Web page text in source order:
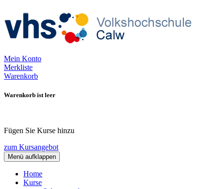
Mein Konto
Merkliste
Warenkorb
Warenkorb ist leer
Fügen Sie Kurse hinzu
zum Kursangebot
Menü aufklappen
Home
Kurse